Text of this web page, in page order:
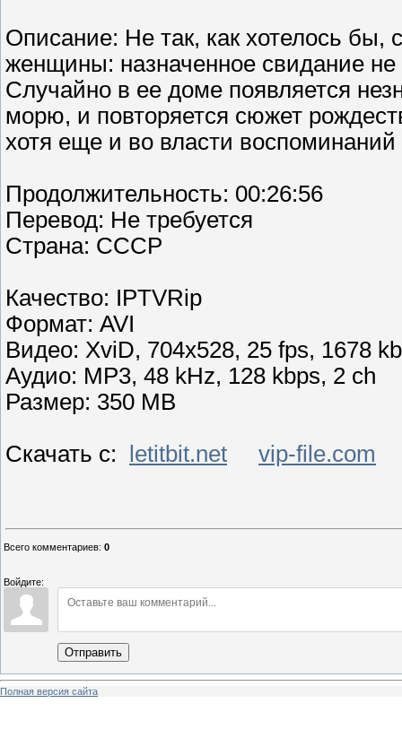
Описание: Не так, как хотелось бы,
женщины: назначенное свидание не
Случайно в ее доме появляется
морю, и повторяется сюжет
хотя еще и во власти
Продолжительность: 00:26:56
Перевод: Не требуется
Страна: СССР
Качество: IPTVRip
Формат: AVI
Видео: XviD, 704x528, 25 fps, 1678
Аудио: MP3, 48 kHz, 128 kbps, 2 ch
Размер: 350 MB
Скачать с: letitbit.net vip-file.com
Всего комментариев: 0
Войдите:
Отправить
Полная версия сайта